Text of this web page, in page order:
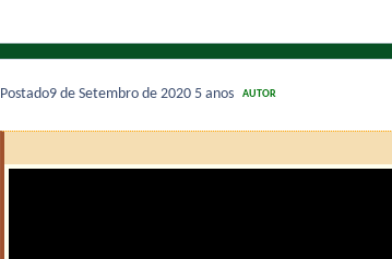
Postado9 de Setembro de 2020 5 anos AUTOR